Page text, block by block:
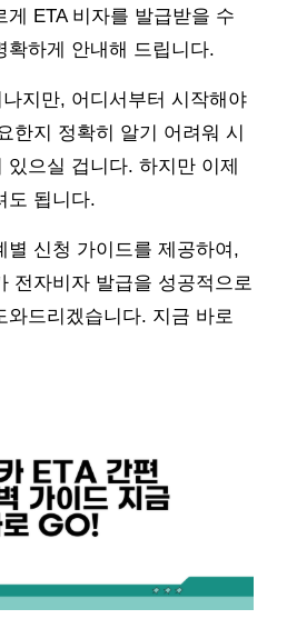
ETA 비자를 발급받을 수
확하게 안내해 드립니다.
지만, 어디서부터 시작해야
한지 정확히 알기 어려워 시
있으실 겁니다. 하지만 이제
도 됩니다.
별 신청 가이드를 제공하여,
전자비자 발급을 성공적으로
와드리겠습니다. 지금 바로